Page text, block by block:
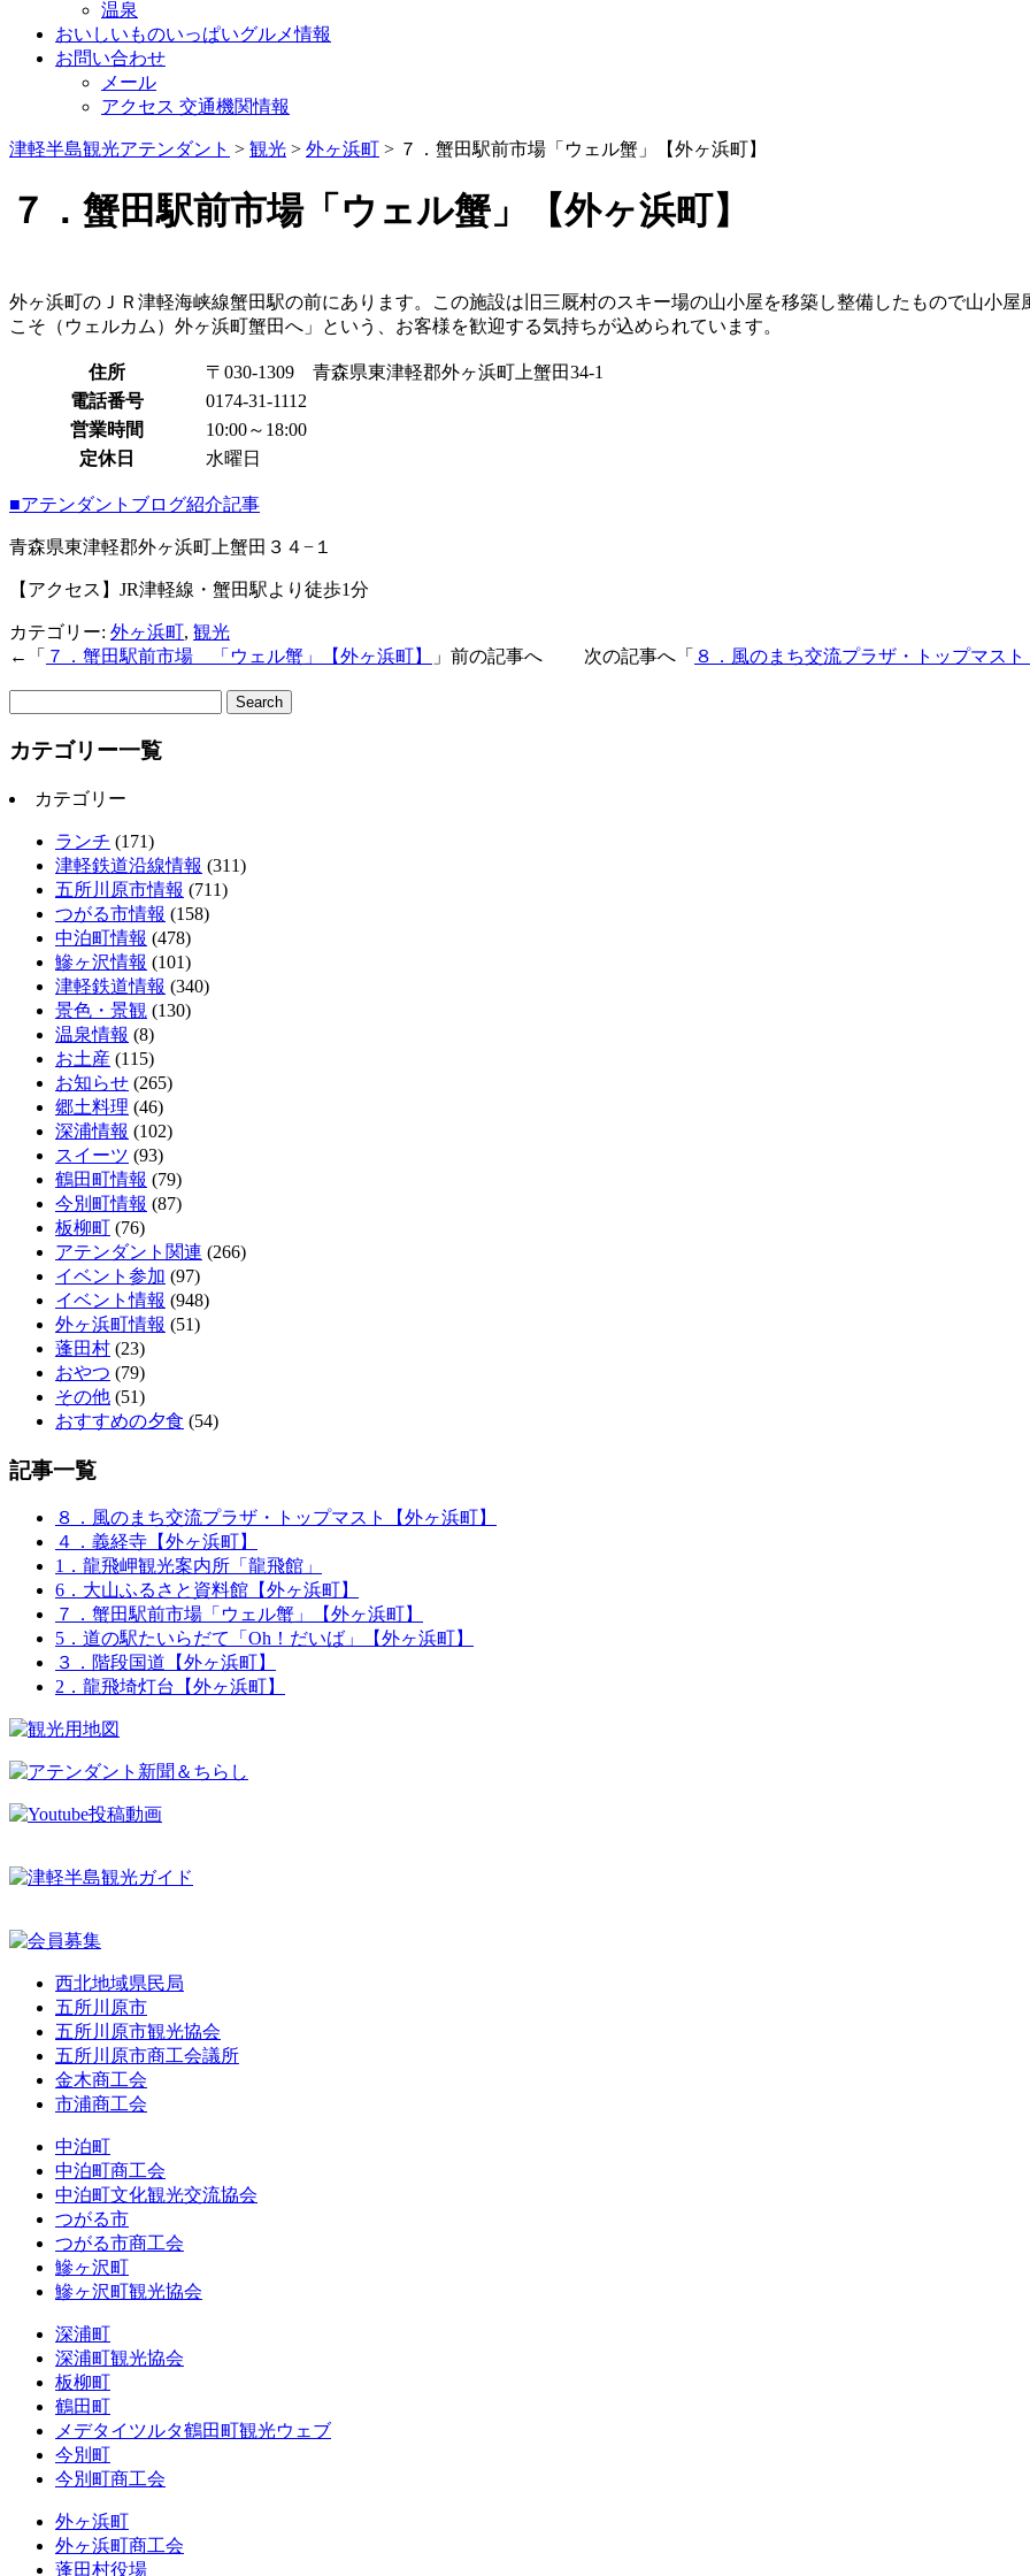
温泉
おいしいものいっぱいグルメ情報
お問い合わせ
メール
アクセス 交通機関情報
津軽半島観光アテンダント > 観光 > 外ヶ浜町 > ７．蟹田駅前市場「ウェル蟹」【外ヶ浜町】
７．蟹田駅前市場「ウェル蟹」【外ヶ浜町】
外ヶ浜町のＪＲ津軽海峡線蟹田駅の前にあります。この施設は旧三厩村のスキー場の山小屋を移築し整備したもので山小
こそ（ウェルカム）外ヶ浜町蟹田へ」という、お客様を歓迎する気持ちが込められています。
住所
〒030-1309 青森県東津軽郡外ヶ浜町上蟹田34-1
電話番号
0174-31-1112
営業時間
10:00～18:00
定休日
水曜日
■アテンダントブログ紹介記事
青森県東津軽郡外ヶ浜町上蟹田３４−１
【アクセス】JR津軽線・蟹田駅より徒歩1分
カテゴリー: 外ヶ浜町, 観光
←「 ７．蟹田駅前市場 「ウェル蟹」【外ヶ浜町】 」前の記事へ 次の記事へ「 ８．風のまち交流プラザ・トップマスト
ト
検
カテゴリー一覧
カテゴリー
ランチ (171)
津軽鉄道沿線情報 (311)
五所川原市情報 (711)
つがる市情報 (158)
中泊町情報 (478)
鰺ヶ沢情報 (101)
津軽鉄道情報 (340)
景色・景観 (130)
温泉情報 (8)
お土産 (115)
お知らせ (265)
郷土料理 (46)
深浦情報 (102)
スイーツ (93)
鶴田町情報 (79)
今別町情報 (87)
板柳町 (76)
アテンダント関連 (266)
イベント参加 (97)
イベント情報 (948)
外ヶ浜町情報 (51)
蓬田村 (23)
おやつ (79)
その他 (51)
おすすめの夕食 (54)
記事一覧
８．風のまち交流プラザ・トップマスト【外ヶ浜町】
４．義経寺【外ヶ浜町】
1．龍飛岬観光案内所「龍飛館」
6．大山ふるさと資料館【外ヶ浜町】
７．蟹田駅前市場「ウェル蟹」【外ヶ浜町】
5．道の駅たいらだて「Oh！だいば」【外ヶ浜町】
３．階段国道【外ヶ浜町】
2．龍飛埼灯台【外ヶ浜町】
西北地域県民局
五所川原市
五所川原市観光協会
五所川原市商工会議所
金木商工会
市浦商工会
中泊町
中泊町商工会
中泊町文化観光交流協会
つがる市
つがる市商工会
鰺ヶ沢町
鰺ヶ沢町観光協会
深浦町
深浦町観光協会
板柳町
鶴田町
メデタイツルタ鶴田町観光ウェブ
今別町
今別町商工会
外ヶ浜町
外ヶ浜町商工会
蓬田村役場